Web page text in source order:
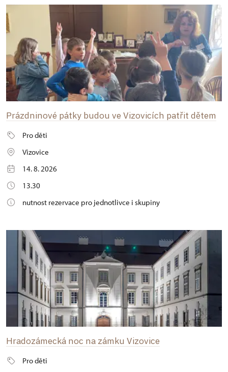
Prázdninové pátky budou ve Vizovicích patřit dětem
Pro děti
Vizovice
14. 8. 2026
13.30
nutnost rezervace pro jednotlivce i skupiny
Hradozámecká noc na zámku Vizovice
Pro děti